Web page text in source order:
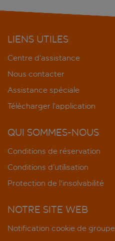
LIENS UTILES
Centre d’assistance
Nous contacter
Assistance spéciale
Télécharger l’application
QUI SOMMES-NOUS
Conditions de réservation
Conditions d’utilisation
Protection de l'insolvabilité
NOTRE SITE WEB
Notification cookie de groupe